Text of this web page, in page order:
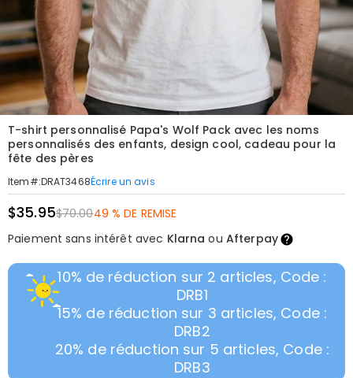
T-shirt personnalisé Papa's Wolf Pack avec les noms
personnalisés des enfants, design cool, cadeau pour la
fête des pères
Item#:DRAT3468Écrire un avis
$35.95$70.0049 % DE REMISE
Paiement sans intérêt avec Klarna ou Afterpay
10% de réduction sur 2 articles, Code :
DRB1
15% de réduction sur 3 articles, Code :
DRB2
20% de réduction sur 5 articles, Code :
DRB3